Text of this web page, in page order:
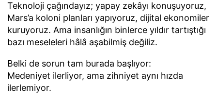
Teknoloji çağındayız; yapay zekâyı konuşuyoruz,
Mars’a koloni planları yapıyoruz, dijital ekonomiler
kuruyoruz. Ama insanlığın binlerce yıldır tartıştığı
bazı meseleleri hâlâ aşabilmiş değiliz.
Belki de sorun tam burada başlıyor:
Medeniyet ilerliyor, ama zihniyet aynı hızda
ilerlemiyor.